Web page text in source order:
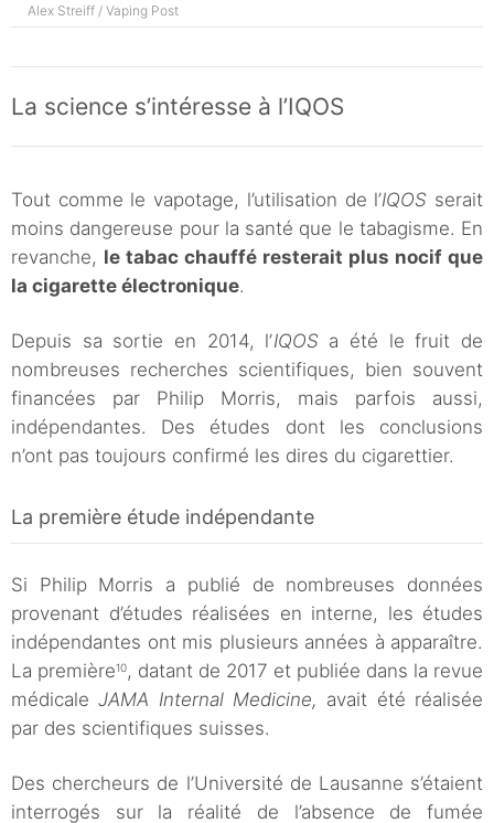
Alex Streiff / Vaping Post
La science s’intéresse à l’IQOS
Tout comme le vapotage, l’utilisation de l’IQOS serait
moins dangereuse pour la santé que le tabagisme. En
revanche, le tabac chauffé resterait plus nocif que
la cigarette électronique.
Depuis sa sortie en 2014, l’IQOS a été le fruit de
nombreuses recherches scientifiques, bien souvent
financées par Philip Morris, mais parfois aussi,
indépendantes. Des études dont les conclusions
n’ont pas toujours confirmé les dires du cigarettier.
La première étude indépendante
Si Philip Morris a publié de nombreuses données
provenant d’études réalisées en interne, les études
indépendantes ont mis plusieurs années à apparaître.
La première10, datant de 2017 et publiée dans la revue
médicaleJAMA Internal Medicine, avait été réalisée
par des scientifiques suisses.
Des chercheurs de l’Université de Lausanne s’étaient
interrogés sur la réalité de l’absence de fumée